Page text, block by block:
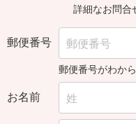
詳細なお問合
郵便番号
郵便番号がわか
お名前